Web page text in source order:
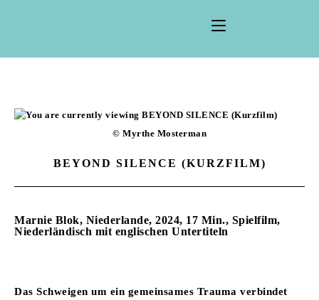
© Myrthe Mosterman
BEYOND SILENCE (KURZFILM)
Marnie Blok, Niederlande, 2024, 17 Min., Spielfilm,
Niederländisch mit englischen Untertiteln
Das Schweigen um ein gemeinsames Trauma verbindet